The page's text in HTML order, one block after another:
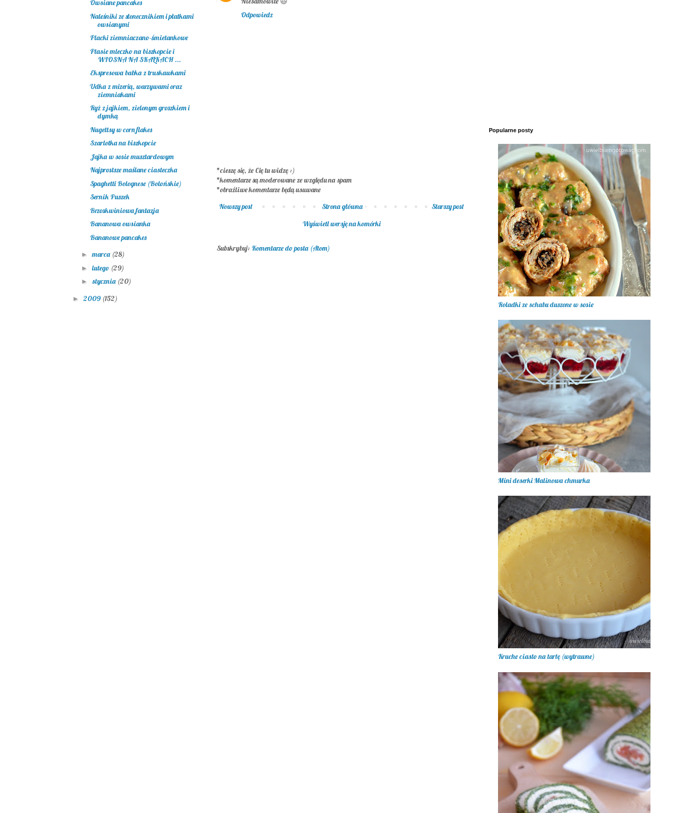
Odpowiedz
*cieszę się, że Cię tu widzę :)
*komentarze są moderowane ze względu na spam
*obraźliwe komentarze będą usuwane
Nowszy post
Starszy post
Strona główna
Wyświetl wersję na komórki
Subskrybuj: Komentarze do posta (Atom)
Owsiane pancakes
Naleśniki ze słonecznikiem i płatkami
owsianymi
Placki ziemniaczano-śmietankowe
Ptasie mleczko na biszkopcie i
WIOSNA NA SKAŁKACH ...
Ekspresowa babka z truskawkami
Udka z mizerią, warzywami oraz
ziemniakami
Ryż z jajkiem, zielonym groszkiem i
dymką
Nugettsy w corn flakes
Szarlotka na biszkopcie
Jajka w sosie musztardowym
Najprostsze maślane ciasteczka
Spaghetti Bolognese (Bolońskie)
Sernik Puszek
Brzoskwiniowa fantazja
Bananowa owsianka
Bananowe pancakes
►marca (28)
► lutego (29)
► stycznia (20)
► 2009 (152)
Popularne posty
Roladki ze schabu duszone w sosie
Mini deserki Malinowa chmurka
Kruche ciasto na tartę (wytrawne)